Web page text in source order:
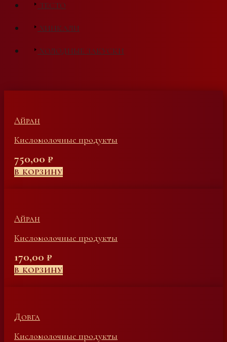
ТЕСТО
ХИНКАЛИ
ХОЛОДНЫЕ ЗАКУСКИ
Айран
Кисломолочные продукты
750,00 ₽
В КОРЗИНУ
Айран
Кисломолочные продукты
170,00 ₽
В КОРЗИНУ
Довга
Кисломолочные продукты